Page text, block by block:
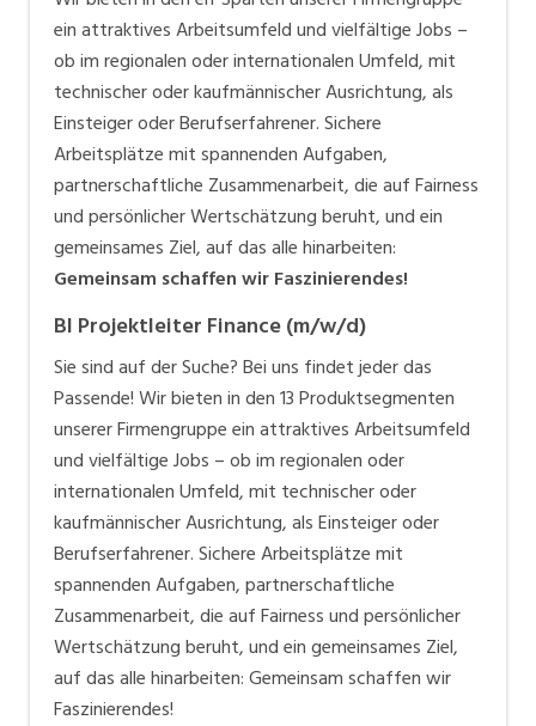
ein attraktives Arbeitsumfeld und vielfältige Jobs –
ob im regionalen oder internationalen Umfeld, mit
technischer oder kaufmännischer Ausrichtung, als
Einsteiger oder Berufserfahrener. Sichere
Arbeitsplätze mit spannenden Aufgaben,
partnerschaftliche Zusammenarbeit, die auf Fairness
und persönlicher Wertschätzung beruht, und ein
gemeinsames Ziel, auf das alle hinarbeiten:
Gemeinsam schaffen wir Faszinierendes!
BI Projektleiter Finance (m/w/d)
Sie sind auf der Suche? Bei uns findet jeder das
Passende! Wir bieten in den 13 Produktsegmenten
unserer Firmengruppe ein attraktives Arbeitsumfeld
und vielfältige Jobs – ob im regionalen oder
internationalen Umfeld, mit technischer oder
kaufmännischer Ausrichtung, als Einsteiger oder
Berufserfahrener. Sichere Arbeitsplätze mit
spannenden Aufgaben, partnerschaftliche
Zusammenarbeit, die auf Fairness und persönlicher
Wertschätzung beruht, und ein gemeinsames Ziel,
auf das alle hinarbeiten: Gemeinsam schaffen wir
Faszinierendes!